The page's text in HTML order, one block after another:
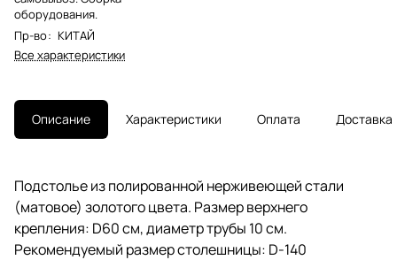
оборудования.
Пр-во: КИТАЙ
Все характеристики
Описание Характеристики Оплата Доставка
Подстолье из полированной нерживеющей стали
(матовое) золотого цвета. Размер верхнего
крепления: D60 см, диаметр трубы 10 см.
Рекомендуемый размер столешницы: D-140